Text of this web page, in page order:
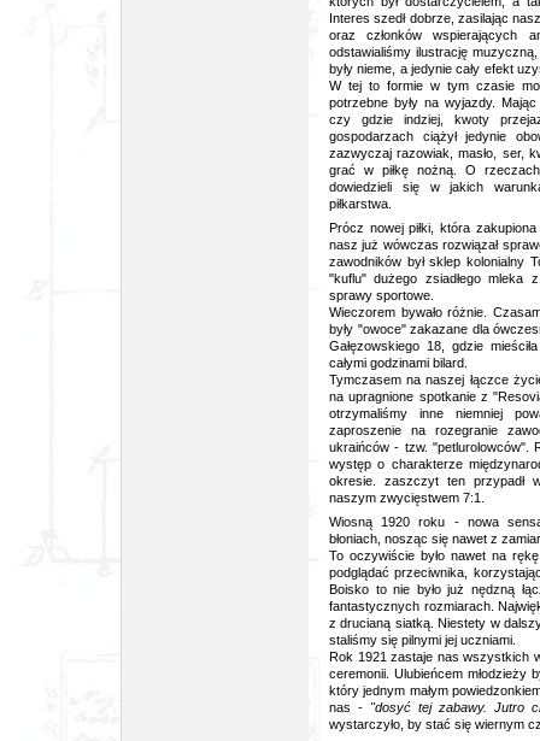
Interes szedł dobrze, zasilając
oraz członków wspierających
odstawialiśmy ilustrację
były nieme, a jedynie cały efekt
W tej to formie w tym czasie
potrzebne były na wyjazdy.
czy gdzie indziej, kwoty
gospodarzach ciążył jedynie
zazwyczaj razowiak, masło, ser,
grać w piłkę nożną. O
dowiedzieli się w jakich
piłkarstwa.
Prócz nowej piłki, która
nasz już wówczas rozwiązał
zawodników był sklep kolonialny
"kuflu" dużego zsiadłego mleka
sprawy sportowe.
Wieczorem bywało różnie.
były "owoce" zakazane dla
Gałęzowskiego 18, gdzie
całymi godzinami bilard.
Tymczasem na naszej łączce
na upragnione spotkanie z
otrzymaliśmy inne niemniej
zaproszenie na rozegranie
ukraińców - tzw. "petlurolowców".
występ o charakterze
okresie. zaszczyt ten przypadł
naszym zwycięstwem 7:1.
Wiosną 1920 roku - nowa
błoniach, nosząc się nawet z
To oczywiście było nawet na
podglądać przeciwnika,
Boisko to nie było już nędzną
fantastycznych rozmiarach.
z drucianą siatką. Niestety w
staliśmy się pilnymi jej uczniami.
Rok 1921 zastaje nas wszystkich
ceremonii. Ulubieńcem młodzieży
który jednym małym
nas - "dosyć tej zabawy. Jutro
wystarczyło, by stać się wiernym